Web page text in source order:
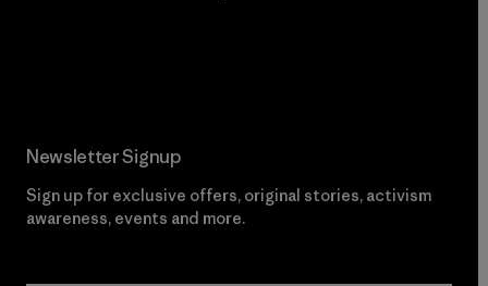
Newsletter Signup
Sign up for exclusive offers, original stories, activism
awareness, events and more.